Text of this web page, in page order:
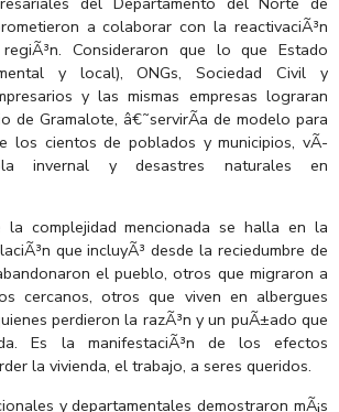
a colaborar con la reactivaciÃ³n
Consideraron que lo que Estado
y local), ONGs, Sociedad Civil y
y las mismas empresas lograran
de Gramalote, â€˜servirÃ­a de modelo para
los cientos de poblados y municipios, vÃ­
invernal y desastres naturales en
la complejidad mencionada se halla en la
que incluyÃ³ desde la reciedumbre de
el pueblo, otros que migraron a
cercanos, otros que viven en albergues
perdieron la razÃ³n y un puÃ±ado que
Es la manifestaciÃ³n de los efectos
la vivienda, el trabajo, a seres queridos.
y departamentales demostraron mÃ¡s